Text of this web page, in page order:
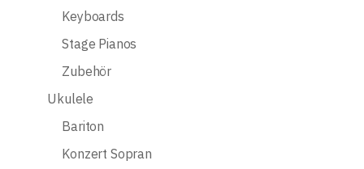
Keyboards
Stage Pianos
Zubehör
Ukulele
Bariton
Konzert Sopran